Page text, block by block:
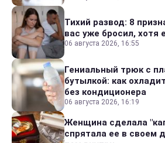
Тихий развод: 8
вас уже бросил, хотя
06 августа 2026, 16:55
Гениальный трюк с
бутылкой: как
без кондиционера
06 августа 2026, 16:19
Женщина сделала
спрятала ее в своем